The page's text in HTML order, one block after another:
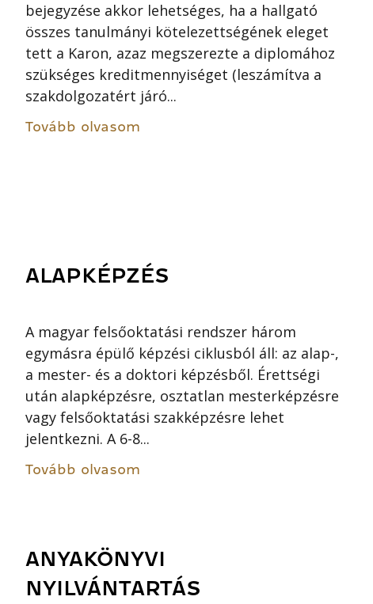
bejegyzése akkor lehetséges, ha a hallgató
összes tanulmányi kötelezettségének eleget
tett a Karon, azaz megszerezte a diplomához
szükséges kreditmennyiséget (leszámítva a
szakdolgozatért járó...
Tovább olvasom
ALAPKÉPZÉS
A magyar felsőoktatási rendszer három
egymásra épülő képzési ciklusból áll: az alap-,
a mester- és a doktori képzésből. Érettségi
után alapképzésre, osztatlan mesterképzésre
vagy felsőoktatási szakképzésre lehet
jelentkezni. A 6-8...
Tovább olvasom
ANYAKÖNYVI
NYILVÁNTARTÁS